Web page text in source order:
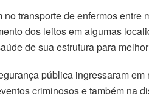
transporte de enfermos entre
dos leitos em algumas
de sua estrutura para
pública ingressaram em
criminosos e também na